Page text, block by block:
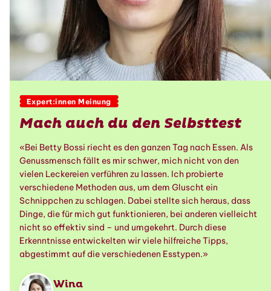
Expert:innen Meinung
Mach auch du den Selbsttest
«Bei Betty Bossi riecht es den ganzen Tag nach Essen. Als
Genussmensch fällt es mir schwer, mich nicht von den
vielen Leckereien verführen zu lassen. Ich probierte
verschiedene Methoden aus, um dem Gluscht ein
Schnippchen zu schlagen. Dabei stellte sich heraus, dass
Dinge, die für mich gut funktionieren, bei anderen vielleicht
nicht so effektiv sind – und umgekehrt. Durch diese
Erkenntnisse entwickelten wir viele hilfreiche Tipps,
abgestimmt auf die verschiedenen Esstypen.»
Wina